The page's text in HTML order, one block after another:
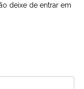
deixe de entrar em